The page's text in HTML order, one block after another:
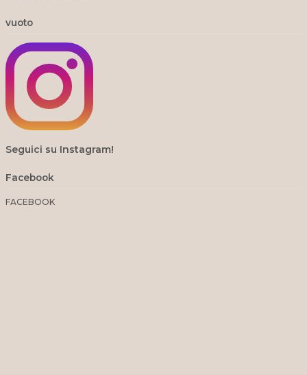
vuoto
Seguici su Instagram!
Facebook
FACEBOOK